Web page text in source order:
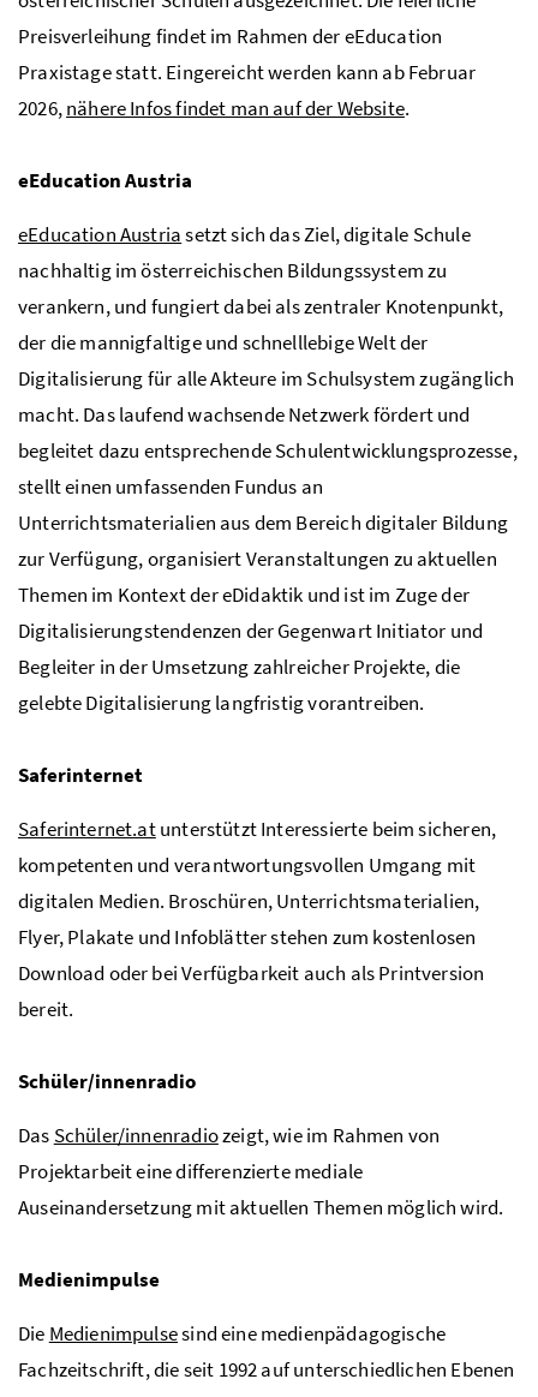
Preisverleihung findet im Rahmen der eEducation
Praxistage statt. Eingereicht werden kann ab Februar
2026,nähere Infos findet man auf der Website.
eEducation Austria
eEducation Austriasetzt sich das Ziel, digitale Schule
nachhaltig im österreichischen Bildungssystem zu
verankern, und fungiert dabei als zentraler Knotenpunkt,
der die mannigfaltige und schnelllebige Welt der
Digitalisierung für alle Akteure im Schulsystem zugänglich
macht. Das laufend wachsende Netzwerk fördert und
begleitet dazu entsprechende Schulentwicklungsprozesse,
stellt einen umfassenden Fundus an
Unterrichtsmaterialien aus dem Bereich digitaler Bildung
zur Verfügung, organisiert Veranstaltungen zu aktuellen
Themen im Kontext der eDidaktik und ist im Zuge der
Digitalisierungstendenzen der Gegenwart Initiator und
Begleiter in der Umsetzung zahlreicher Projekte, die
gelebte Digitalisierung langfristig vorantreiben.
Saferinternet
Saferinternet.atunterstützt Interessierte beim sicheren,
kompetenten und verantwortungsvollen Umgang mit
digitalen Medien. Broschüren, Unterrichtsmaterialien,
Flyer, Plakate und Infoblätter stehen zum kostenlosen
Download oder bei Verfügbarkeit auch als Printversion
bereit.
Schüler/innenradio
Das Schüler/innenradiozeigt, wie im Rahmen von
Projektarbeit eine differenzierte mediale
Auseinandersetzung mit aktuellen Themen möglich wird.
Medienimpulse
Die Medienimpulsesind eine medienpädagogische
Fachzeitschrift, die seit 1992 auf unterschiedlichen Ebenen